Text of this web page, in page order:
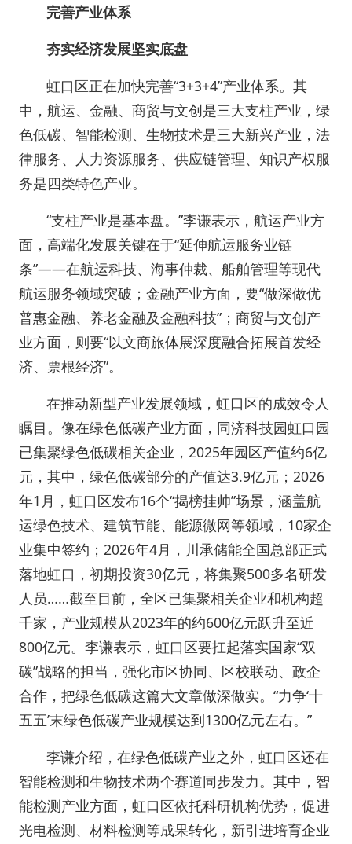
完善产业体系
夯实经济发展坚实底盘
虹口区正在加快完善“3+3+4”产业体系。其
中，航运、金融、商贸与文创是三大支柱产业，绿
色低碳、智能检测、生物技术是三大新兴产业，法
律服务、人力资源服务、供应链管理、知识产权服
务是四类特色产业。
“支柱产业是基本盘。”李谦表示，航运产业方
面，高端化发展关键在于“延伸航运服务业链
条”——在航运科技、海事仲裁、船舶管理等现代
航运服务领域突破；金融产业方面，要“做深做优
普惠金融、养老金融及金融科技”；商贸与文创产
业方面，则要“以文商旅体展深度融合拓展首发经
济、票根经济”。
在推动新型产业发展领域，虹口区的成效令人
瞩目。像在绿色低碳产业方面，同济科技园虹口园
已集聚绿色低碳相关企业，2025年园区产值约6亿
元，其中，绿色低碳部分的产值达3.9亿元；2026
年1月，虹口区发布16个“揭榜挂帅”场景，涵盖航
运绿色技术、建筑节能、能源微网等领域，10家企
业集中签约；2026年4月，川承储能全国总部正式
落地虹口，初期投资30亿元，将集聚500多名研发
人员……截至目前，全区已集聚相关企业和机构超
千家，产业规模从2023年的约600亿元跃升至近
800亿元。李谦表示，虹口区要扛起落实国家“双
碳”战略的担当，强化市区协同、区校联动、政企
合作，把绿色低碳这篇大文章做深做实。“力争‘十
五五’末绿色低碳产业规模达到1300亿元左右。”
李谦介绍，在绿色低碳产业之外，虹口区还在
智能检测和生物技术两个赛道同步发力。其中，智
能检测产业方面，虹口区依托科研机构优势，促进
光电检测、材料检测等成果转化，新引进培育企业